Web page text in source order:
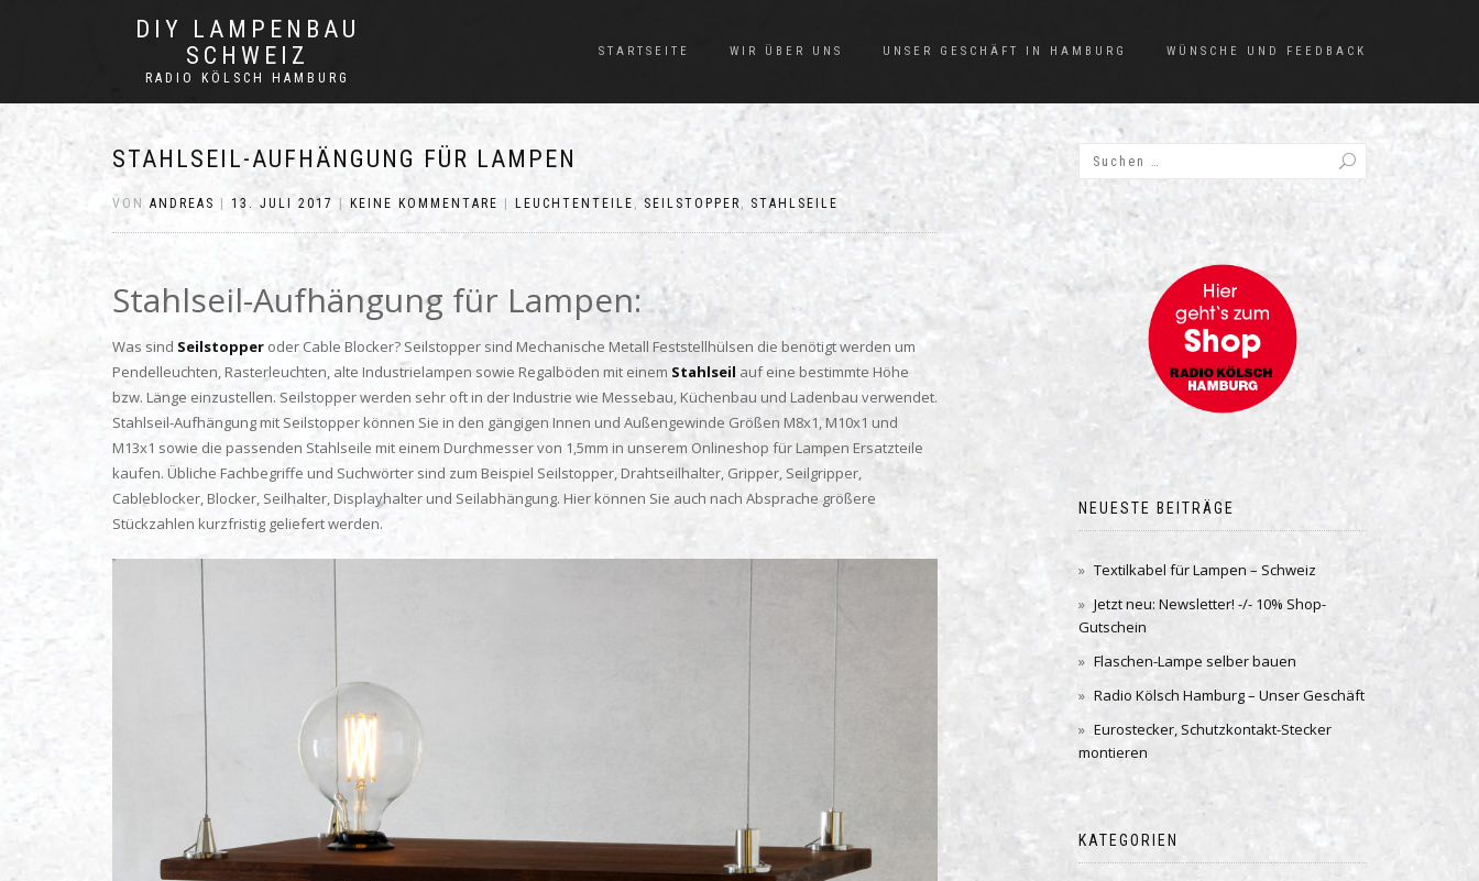
DIY LAMPENBAU
SCHWEIZ
RADIO KÖLSCH HAMBURG
STARTSEITE WIR ÜBER UNS UNSER GESCHÄFT IN HAMBURG WÜNSCHE UND FEEDBACK
STAHLSEIL-AUFHÄNGUNG FÜR LAMPEN
VON ANDREAS 13. JULI 2017 KEINE KOMMENTARE LEUCHTENTEILE ,SEILSTOPPER , STAHLSEILE
Stahlseil-Aufhängung für Lampen:
Was sind Seilstopper oder Cable Blocker? Seilstopper sind Mechanische Metall Feststellhülsen die benötigt werden um
Pendelleuchten, Rasterleuchten, alte Industrielampen sowie Regalböden mit einem Stahlseil auf eine bestimmte Höhe
bzw. Länge einzustellen. Seilstopper werden sehr oft in der Industrie wie Messebau, Küchenbau und Ladenbau verwendet.
Stahlseil-Aufhängung mit Seilstopper können Sie in den gängigen Innen und Außengewinde Größen M8x1, M10x1 und
M13x1 sowie die passenden Stahlseile mit einem Durchmesser von 1,5mm in unserem Onlineshop für Lampen Ersatzteile
kaufen. Übliche Fachbegriffe und Suchwörter sind zum Beispiel Seilstopper, Drahtseilhalter, Gripper, Seilgripper,
Cableblocker, Blocker, Seilhalter, Displayhalter und Seilabhängung. Hier können Sie auch nach Absprache größere
Stückzahlen kurzfristig geliefert werden.
NEUESTE BEITRÄGE
Textilkabel für Lampen – Schweiz
Jetzt neu: Newsletter! -/- 10% Shop-
Gutschein
Flaschen-Lampe selber bauen
Radio Kölsch Hamburg – Unser Geschäft
Eurostecker, Schutzkontakt-Stecker
montieren
KATEGORIEN